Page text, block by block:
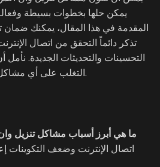
يمكن حلها بخطوات بسيطة
المقدمة في هذا المقال، يمكنك ضمان
تذكر دائماً التحقق من اتصال
التحسينات والتحديثات الجديدة.
التغلب على أي مشاكل قد تواجهها في المستقبل.
ما هي أبرز أسباب مشاكل تنزيل
اتصال الإنترنت وضعف التكوينات